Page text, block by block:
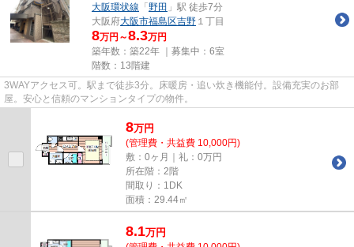
大阪環状線 「 野田 」駅 徒歩7分
大阪府大阪市福島区吉野 １丁目
8万円～8.3万円
築年数：築22年 ｜募集中： 6室
階数：13階建
3WAYアクセス可。駅まで徒歩3分。床暖房・追い炊き機能付。設備充実のお部
屋。安心と信頼のマンションタイプの物件。
8万円
(管理費・共益費 10,000円)
敷：0ヶ月｜礼：0万円
所在階：2階
間取り：1DK
面積：29.44㎡
8.1万円